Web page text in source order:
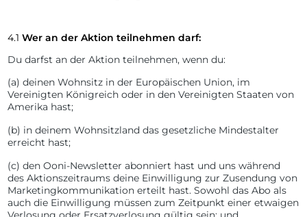
4.1Wer an der Aktion teilnehmen darf:
Du darfst an der Aktion teilnehmen, wenn du:
(a)deinen Wohnsitz in der Europäischen Union, im
Vereinigten Königreich oder in den Vereinigten Staaten von
Amerika hast;
(b) in deinem Wohnsitzland das gesetzliche Mindestalter
erreicht hast;
(c)den Ooni-Newsletter abonniert hast und uns während
des Aktionszeitraums deine Einwilligung zur Zusendung von
Marketingkommunikation erteilt hast. Sowohl das Abo als
auch die Einwilligung müssen zum Zeitpunkt einer etwaigen